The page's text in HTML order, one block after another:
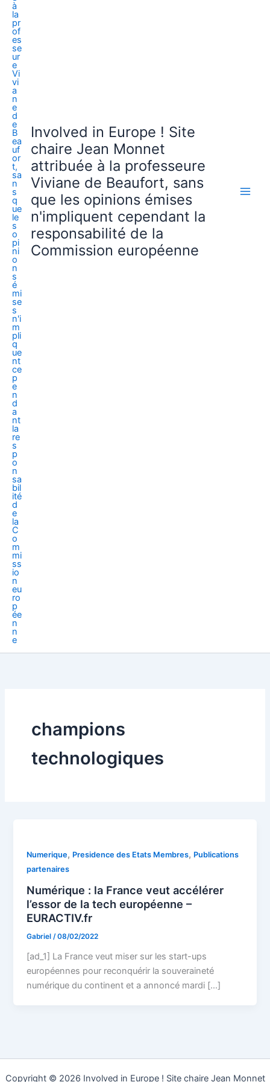
Involved in Europe ! Site
chaire Jean Monnet
attribuée à la professeure
Viviane de Beaufort, sans
que les opinions émises
n'impliquent cependant la
responsabilité de la
Commission européenne
champions
technologiques
Numerique, Presidence des Etats Membres, Publications
partenaires
Numérique : la France veut accélérer
l’essor de la tech européenne –
EURACTIV.fr
Gabriel /08/02/2022
[ad_1] La France veut miser sur les start-ups
européennes pour reconquérir la souveraineté
numérique du continent et a annoncé mardi […]
Copyright © 2026 Involved in Europe ! Site chaire Jean Monnet